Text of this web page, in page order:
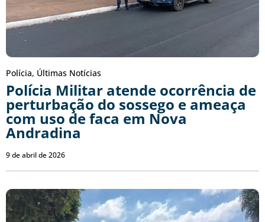
Polícia, Últimas Notícias
Polícia Militar atende ocorrência de
perturbação do sossego e ameaça
com uso de faca em Nova
Andradina
9 de abril de 2026